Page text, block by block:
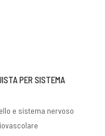
PER SISTEMA
e sistema nervoso